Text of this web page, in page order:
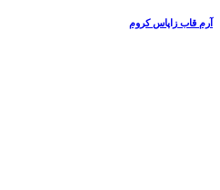
آرم قاب زاپاس کروم